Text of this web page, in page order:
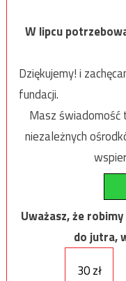
W lipcu
Dziękujemy! i
fundacji.
Masz
niezależnych
Uważasz, że
do jutra,
30 zł